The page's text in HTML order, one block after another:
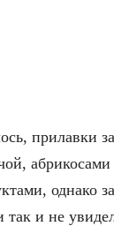
прилавки
однако
так и не